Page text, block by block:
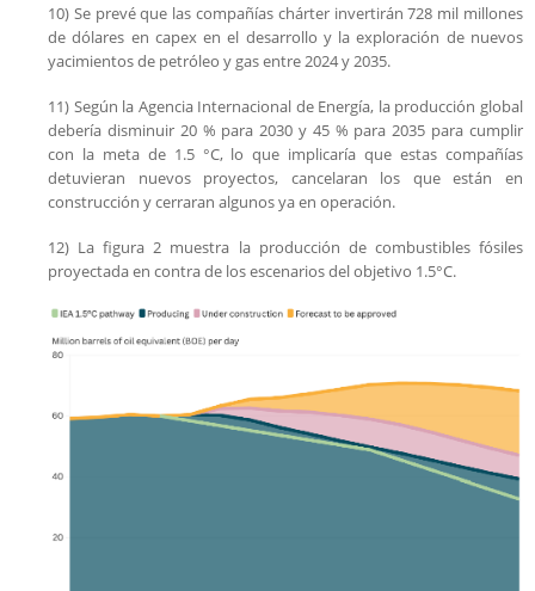
10) Se prevé que las compañías chárter invertirán 728 mil millones
de dólares en capex en el desarrollo y la exploración de nuevos
yacimientos de petróleo y gas entre 2024 y 2035.
11) Según la Agencia Internacional de Energía, la producción global
debería disminuir 20 % para 2030 y 45 % para 2035 para cumplir
con la meta de 1.5 °C, lo que implicaría que estas compañías
detuvieran nuevos proyectos, cancelaran los que están en
construcción y cerraran algunos ya en operación.
12) La figura 2 muestra la producción de combustibles fósiles
proyectada en contra de los escenarios del objetivo 1.5°C.